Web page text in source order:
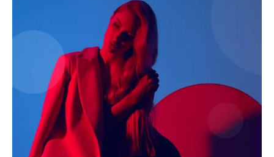
AIN NEWS 1
Contact Us
About Us
Privacy Policy
Terms of Use Agreement
Facebook
X WhatsApp
Share